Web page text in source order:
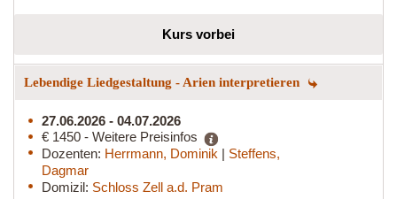
Kurs vorbei
Lebendige Liedgestaltung - Arien interpretieren
27.06.2026 - 04.07.2026
€ 1450 - Weitere Preisinfos
Dozenten: Herrmann, Dominik | Steffens,
Dagmar
Domizil: Schloss Zell a.d. Pram